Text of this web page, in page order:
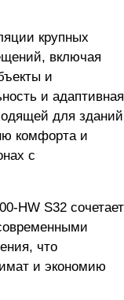
крупных
включая
и
и адаптивная
для зданий
комфорта и
с
HW S32 сочетает
что
и экономию